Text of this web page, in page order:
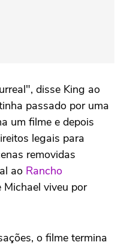
disse King ao
passado por uma
um filme e depois
legais para
removidas
ao Rancho
Michael viveu por
o filme termina